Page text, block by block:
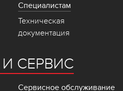
Специалистам
Техническая
документация
СЕРВИС
Сервисное обслуживание